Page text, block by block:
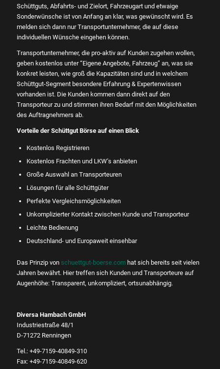
Schüttguts, Abfahrts- und Zielort, Fahrzeugart und etwaige
Sonderwünsche ist von Anfang an klar, was gewünscht wird. Es
melden sich dann nur Transportunternehmer, die auf diese
individuellen Wünsche eingehen können.
Transportunternehmer, die pro-aktiv auf Kunden zugehen wollen,
geben kostenlos unter “Eigene Angebote, Fahrzeug” an, was sie
konkret leisten, wie groß die Kapazitäten sind und in welchem
Schüttgut-Segment besondere Erfahrung & Expertenwissen
vorhanden ist. Die Kunden kommen dann direkt auf den
Transporteur zu und stimmen ihren Bedarf mit den Möglichkeiten
des Auftragnehmers ab.
Vorteile der Schüttgut Börse auf einen Blick
Kostenlos Registrieren
Kostenlos Frachten und LKW’s anbieten
Große Auswahl an Transporteuren
Lösungen für alle Schüttgüter
Perfekte Vergleichsmöglichkeiten
Unkomplizierter Kontakt zwischen Kunde und Transporteur
Leichte Bedienung
Deutschland- und Europaweit einsehbar
Das Prinzip von schuettgut-boerse.comhat sich bereits seit vielen
Jahren bewährt. Hier treffen sich Kunden und Transporteure auf
Augenhöhe: Transparent, unkompliziert, ortsunabhängig.
Diversa Hambach GmbH
Industriestraße 48/1
D-71272 Renningen
Tel.: +49-7159-40849-310
Fax: +49-7159-40849-620